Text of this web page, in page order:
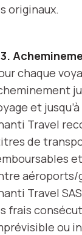
originaux.
chaque
et
Travel
de
aéroports/
Travel
frais
ou